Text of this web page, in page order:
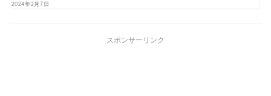
2024年2月7日
スポンサーリンク